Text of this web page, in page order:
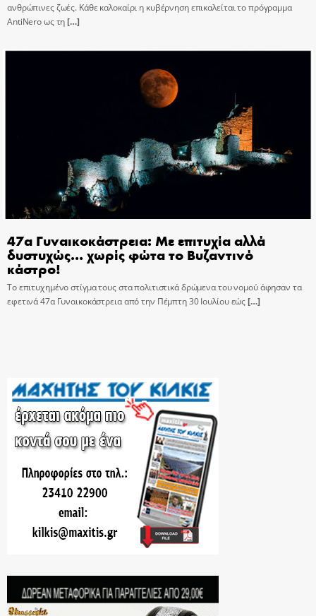
ανθρώπινες ζωές. Κάθε καλοκαίρι η κυβέρνηση επικαλείται το πρόγραμμα
AntiNero ως τη[…]
47α Γυναικοκάστρεια: Με επιτυχία αλλά
δυστυχώς… χωρίς φώτα το Βυζαντινό
κάστρο!
Το επιτυχημένο στίγμα τους στα πολιτιστικά δρώμενα του νομού άφησαν τα
εφετινά 47α Γυναικοκάστρεια από την Πέμπτη 30 Ιουλίου εώς[…]